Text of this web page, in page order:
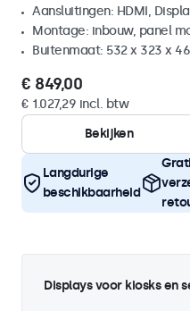
Aansluitingen: HDMI,
Montage: inbouw, panel
Buitenmaat: 532 x 323 x
€ 849,00
€ 1.027,29 incl. btw
Bekijken
Langdurige
beschikbaarheid
Displays voor kiosks en